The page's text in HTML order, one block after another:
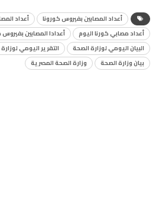
أعداد المصابين بفيروس كورونا
أعداد
أعداد مصابي كورنا اليوم
أعدادا المصابين بفيروس
البيان اليومي لوزارة الصحة
التقرير اليومي
بيان وزارة الصحة
وزارة الصحة المصرية